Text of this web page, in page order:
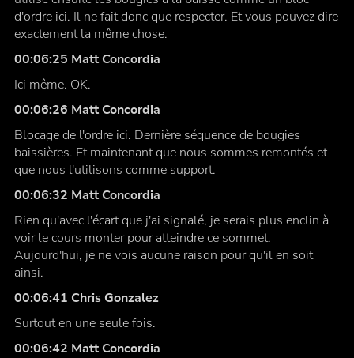
d'ordre ici. Il ne fait donc que respecter. Et vous pouvez dire
exactement la même chose.
00:06:25 Matt Concordia
Ici même. OK.
00:06:26 Matt Concordia
Blocage de l'ordre ici. Dernière séquence de bougies
baissières. Et maintenant que nous sommes remontés et
que nous l'utilisons comme support.
00:06:32 Matt Concordia
Rien qu'avec l'écart que j'ai signalé, je serais plus enclin à
voir le cours monter pour atteindre ce sommet.
Aujourd'hui, je ne vois aucune raison pour qu'il en soit
ainsi.
00:06:41 Chris Gonzalez
Surtout en une seule fois.
00:06:42 Matt Concordia